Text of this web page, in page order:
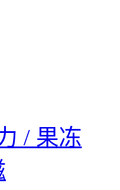
/ 果冻